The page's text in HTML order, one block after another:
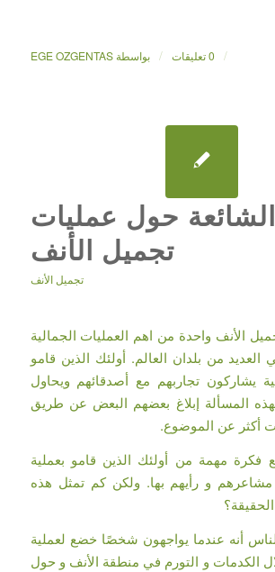
/ 0 تعليقات / بواسطةEGE OZGENTAS
الشائعة حول عمليات
تجميل الأنف
تجميل الأنف
الأنف واحدة من اهم العمليات الجمالية
العديد من بلدان العالم. أولئك الذين قامو
يشاركون تجاربهم مع أصدقائهم ويحاول
المسألة إبلاغ بعضهم البعض عن طريق
أكثر عن الموضوع.
فكرة مهمة من أولئك الذين قامو بعملية
و رأيهم بها. ولكن كم تمثل هذه
الحقيقة؟
أنه عندما يواجهون شخصًا خضع لعملية
الكدمات و التورم في منطقة الأنف و حول